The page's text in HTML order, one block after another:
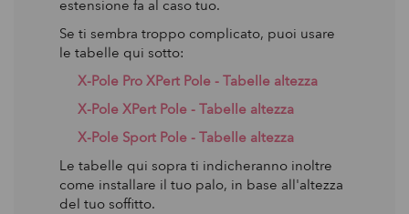
estensione fa al caso tuo.
Se ti sembra troppo complicato, puoi usare
le tabelle qui sotto:
X-Pole Pro XPert Pole - Tabelle altezza
X-Pole XPert Pole - Tabelle altezza
X-Pole Sport Pole - Tabelle altezza
Le tabelle qui sopra ti indicheranno inoltre
come installare il tuo palo, in base all'altezza
del tuo soffitto.